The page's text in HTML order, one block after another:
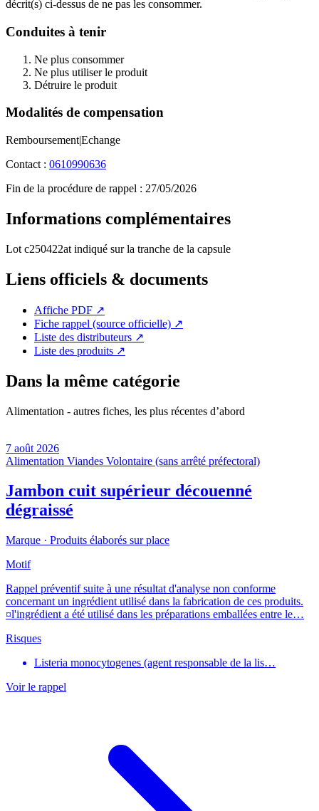
décrit(s) ci-dessus de ne pas les consommer.
Conduites à tenir
Ne plus consommer
Ne plus utiliser le produit
Détruire le produit
Modalités de compensation
Remboursement|Echange
Contact : 0610990636
Fin de la procédure de rappel : 27/05/2026
Informations complémentaires
Lot c250422at indiqué sur la tranche de la capsule
Liens officiels & documents
Affiche PDF ↗
Fiche rappel (source officielle) ↗
Liste des distributeurs ↗
Liste des produits ↗
Dans la même catégorie
Alimentation - autres fiches, les plus récentes d’abord
7 août 2026
Alimentation Viandes Volontaire (sans arrêté préfectoral)
Jambon cuit supérieur découenné
dégraissé
Marque · Produits élaborés sur place
Motif
Rappel préventif suite à une résultat d'analyse non conforme
concernant un ingrédient utilisé dans la fabrication de ces produits.
¤l'ingrédient a été utilisé dans les préparations emballées entre le…
Risques
Listeria monocytogenes (agent responsable de la lis…
Voir le rappel